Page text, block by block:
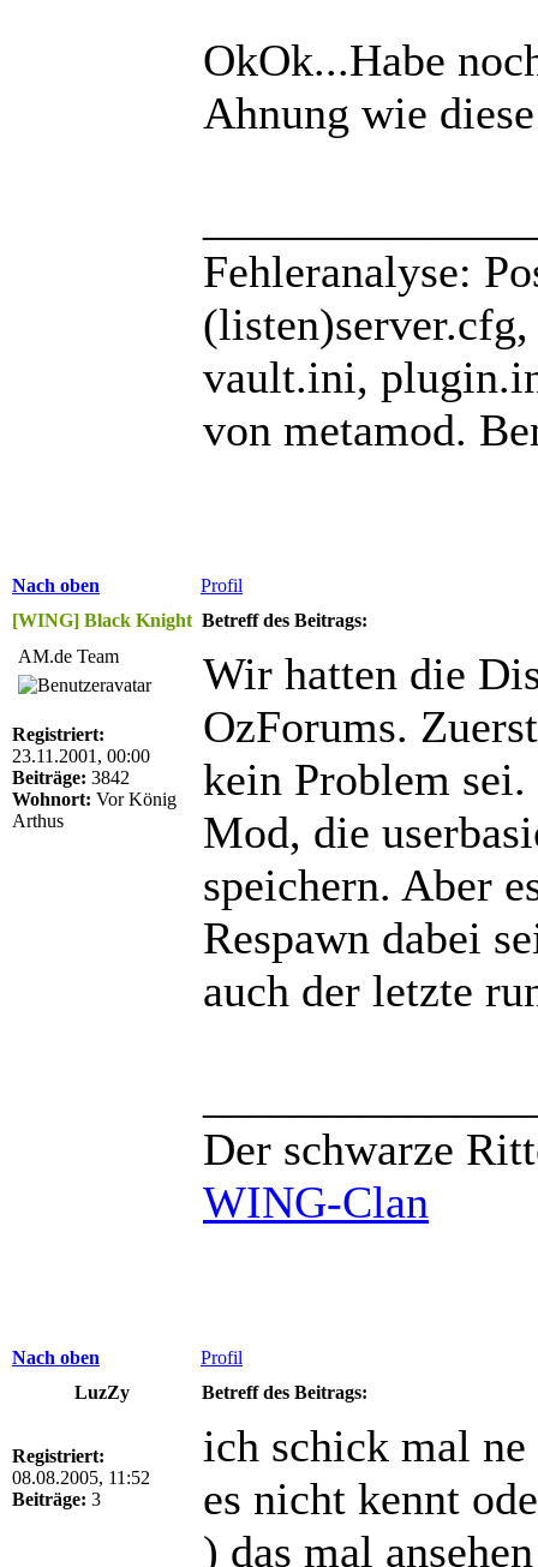
OkOk...Habe
Ahnung wie
Fehleranalyse:
vault.ini,
von metamod.
Nach oben
Profil
[WING] Black Knight Betreff des Beitrags:
AM.de Team
Registriert:
23.11.2001, 00:00
Beiträge: 3842
Wohnort: Vor König
Arthus
Wir hatten die
OzForums.
kein Problem
Mod, die
speichern. Aber
Respawn dabei
auch der letzte
Der schwarze
WING-Clan
Nach oben
Profil
LuzZy
Betreff des Beitrags:
Registriert:
08.08.2005, 11:52
Beiträge: 3
ich schick mal
es nicht kennt
) das mal